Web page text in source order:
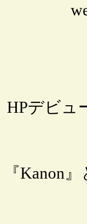
HPデビュ
『Kanon